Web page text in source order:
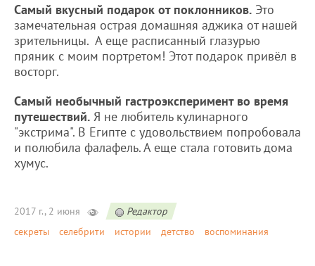
Самый вкусный подарок от поклонников. Это
замечательная острая домашняя аджика от нашей
зрительницы. А еще расписанный глазурью
пряник с моим портретом! Этот подарок привёл в
восторг.
Самый необычный гастроэксперимент во время
путешествий. Я не любитель кулинарного
"экстрима". В Египте с удовольствием попробовала
и полюбила фалафель. А еще стала готовить дома
хумус.
2017 г., 2 июня
Редактор
секреты
селебрити истории детство воспоминания